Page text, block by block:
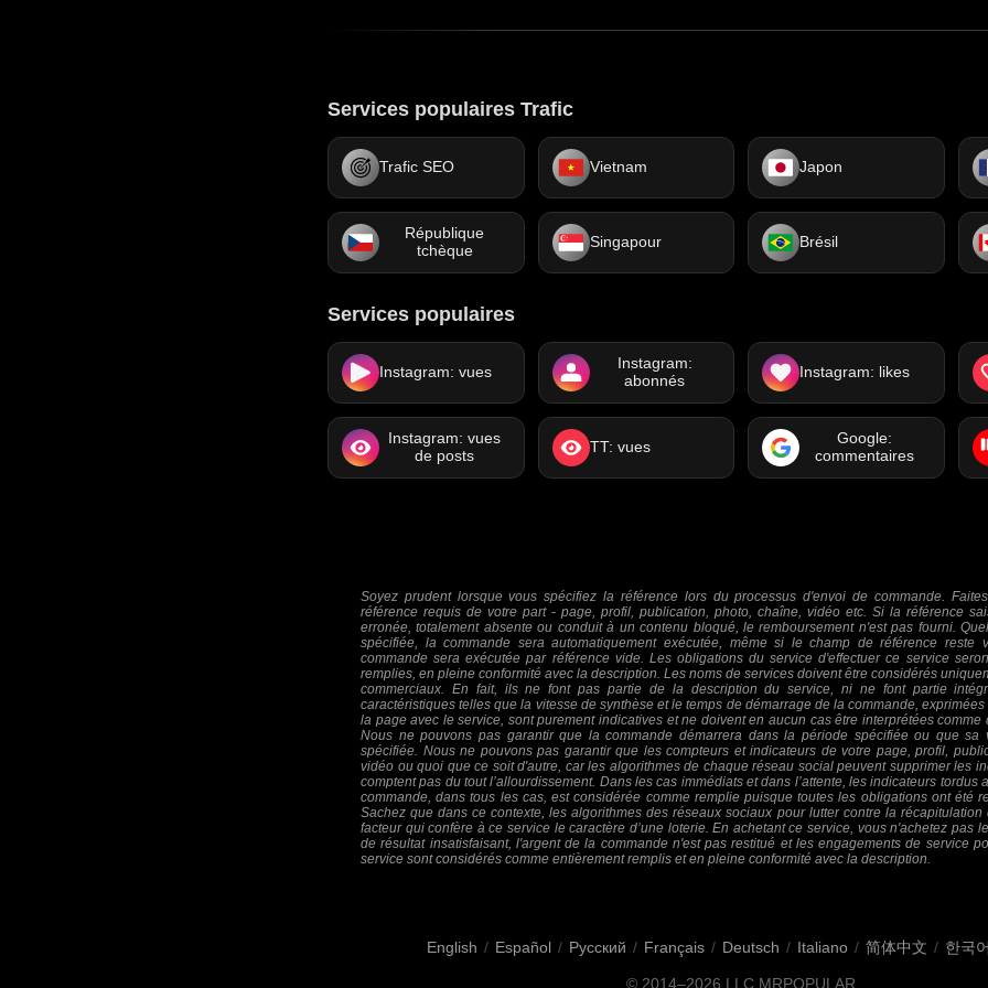
Services populaires Trafic
Trafic SEO Vietnam Japon
République
tchèque
Singapour Brésil
Services populaires
Instagram: vues
Instagram:
abonnés
Instagram: likes
Instagram: vues
de posts
TT: vues
Google:
commentaires
Soyez prudent lorsque vous spécifiez la référence lors du processus d'envoi de commande.
référence requis de votre part - page, profil, publication, photo, chaîne, vidéo etc. Si la référence
erronée, totalement absente ou conduit à un contenu bloqué, le remboursement n'est pas fourni.
spécifiée, la commande sera automatiquement exécutée, même si le champ de référence reste
commande sera exécutée par référence vide. Les obligations du service d'effectuer ce service
remplies, en pleine conformité avec la description. Les noms de services doivent être considérés
commerciaux. En fait, ils ne font pas partie de la description du service, ni ne font partie
caractéristiques telles que la vitesse de synthèse et le temps de démarrage de la commande,
la page avec le service, sont purement indicatives et ne doivent en aucun cas être interprétées comme
Nous ne pouvons pas garantir que la commande démarrera dans la période spécifiée ou que sa
spécifiée. Nous ne pouvons pas garantir que les compteurs et indicateurs de votre page, profil,
vidéo ou quoi que ce soit d'autre, car les algorithmes de chaque réseau social peuvent supprimer les
comptent pas du tout l’allourdissement. Dans les cas immédiats et dans l’attente, les indicateurs tordus
commande, dans tous les cas, est considérée comme remplie puisque toutes les obligations ont été
Sachez que dans ce contexte, les algorithmes des réseaux sociaux pour lutter contre la
facteur qui confère à ce service le caractère d’une loterie. En achetant ce service, vous n'achetez pas
de résultat insatisfaisant, l'argent de la commande n'est pas restitué et les engagements de service
service sont considérés comme entièrement remplis et en pleine conformité avec la description.
English / Español / Русский / Français / Deutsch / Italiano / 简体中文 / 한국
© 2014–2026 LLC MRPOPULAR